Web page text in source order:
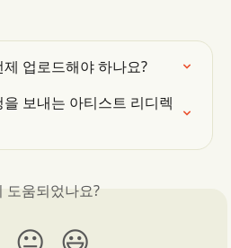
업로드해야 하나요?
보내는 아티스트 리디렉
도움되었나요?